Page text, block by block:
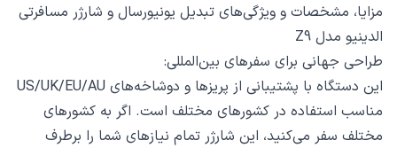
مزایا، مشخصات و ویژگی‌های تبدیل یونیورسال و شارژر مسافرتی
الدینیو مدل Z9
طراحی جهانی برای سفرهای بین‌المللی:
این دستگاه با پشتیبانی از پریزها و دوشاخه‌های US/UK/EU/AU
مناسب استفاده در کشورهای مختلف است. اگر به کشورهای
مختلف سفر می‌کنید، این شارژر تمام نیازهای شما را برطرف